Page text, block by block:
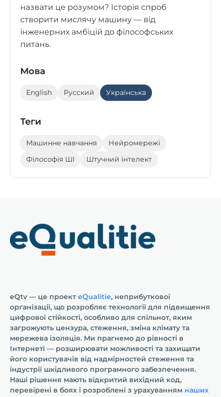
назвати це розумом? Історія спроб
створити мислячу машину — від
інженерних амбіцій до філософських
питань.
Мова
English Русский Українська
Теги
Машинне навчання
Нейромережі
Філософія ШІ
Штучний інтелект
eQtv — це проект eQualitie, неприбуткової
організації, що розробляє технології для підвищення
цифрової стійкості, особливо для спільнот, яким
загрожують цензура, стеження, зміна клімату та
мережева ізоляція. Ми прагнемо до рівності в
Інтернеті — розширювати можливості та захищати
його користувачів від надмірностей стеження та
індустрії шкідливого програмного забезпечення.
Наші рішення мають відкритий вихідний код,
перевірені в боях і розроблені з урахуванням наших